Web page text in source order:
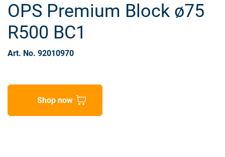
OPS Premium Block ø75
R500 BC1
Art. No. 92010970
Shop now